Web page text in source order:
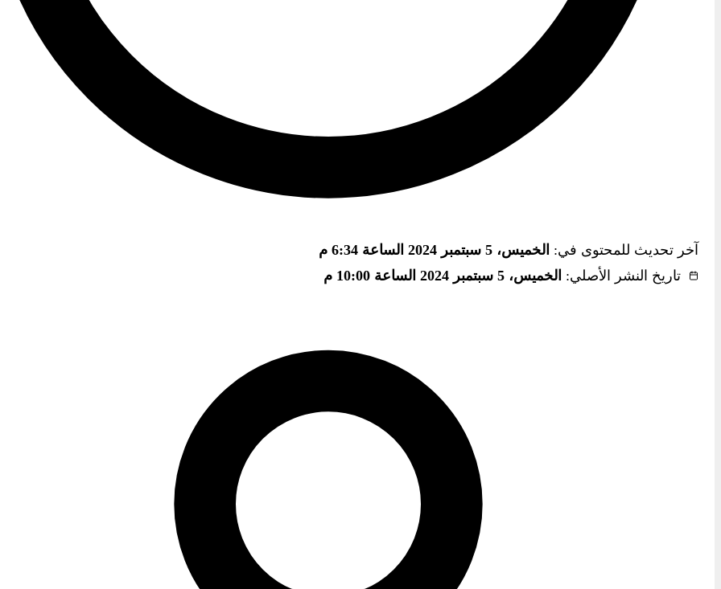
آخر تحديث للمحتوى في: الخميس، 5 سبتمبر 2024 الساعة 6:34 م
تاريخ النشر الأصلي: الخميس، 5 سبتمبر 2024 الساعة 10:00 م